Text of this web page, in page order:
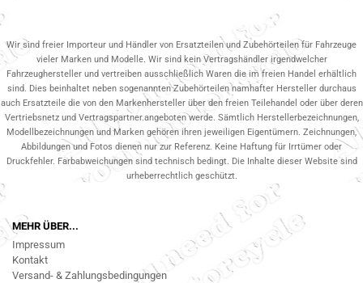
Wir sind freier Importeur und Händler von Ersatzteilen und Zubehörteilen für Fahrzeuge
vieler Marken und Modelle. Wir sind kein Vertragshändler irgendwelcher
Fahrzeughersteller und vertreiben ausschließlich Waren die im freien Handel erhältlich
sind. Dies beinhaltet neben sogenannten Zubehörteilen namhafter Hersteller durchaus
auch Ersatzteile die von den Markenhersteller über den freien Teilehandel oder über deren
Vertriebsnetz und Vertragspartner.angeboten werde. Sämtlich Herstellerbezeichnungen,
Modellbezeichnungen und Marken gehören ihren jeweiligen Eigentümern. Zeichnungen,
Abbildungen und Fotos dienen nur zur Referenz. Keine Haftung für Irrtümer oder
Druckfehler. Farbabweichungen sind technisch bedingt. Die Inhalte dieser Website sind
urheberrechtlich geschützt.
MEHR ÜBER...
Impressum
Kontakt
Versand- & Zahlungsbedingungen